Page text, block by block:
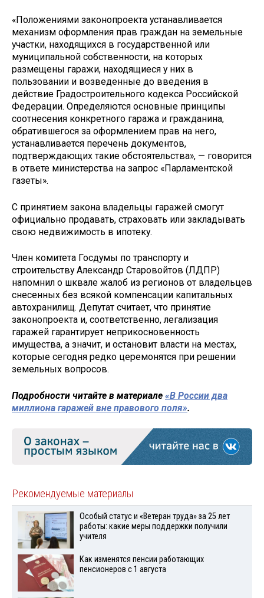
«Положениями законопроекта устанавливается
механизм оформления прав граждан на земельные
участки, находящихся в государственной или
муниципальной собственности, на которых
размещены гаражи, находящиеся у них в
пользовании и возведенные до введения в
действие Градостроительного кодекса Российской
Федерации. Определяются основные принципы
соотнесения конкретного гаража и гражданина,
обратившегося за оформлением прав на него,
устанавливается перечень документов,
подтверждающих такие обстоятельства», — говорится
в ответе министерства на запрос «Парламентской
газеты».
С принятием закона владельцы гаражей смогут
официально продавать, страховать или закладывать
свою недвижимость в ипотеку.
Член комитета Госдумы по транспорту и
строительству Александр Старовойтов (ЛДПР)
напомнил о шквале жалоб из регионов от владельцев
снесенных без всякой компенсации капитальных
автохранилищ. Депутат считает, что принятие
законопроекта и, соответственно, легализация
гаражей гарантирует неприкосновенность
имущества, а значит, и остановит власти на местах,
которые сегодня редко церемонятся при решении
земельных вопросов.
Подробности читайте в материале «В России два
миллиона гаражей вне правового поля».
Рекомендуемые материалы
Особый статус и «Ветеран труда» за 25 лет
работы: какие меры поддержки получили
учителя
Как изменятся пенсии работающих
пенсионеров с 1 августа